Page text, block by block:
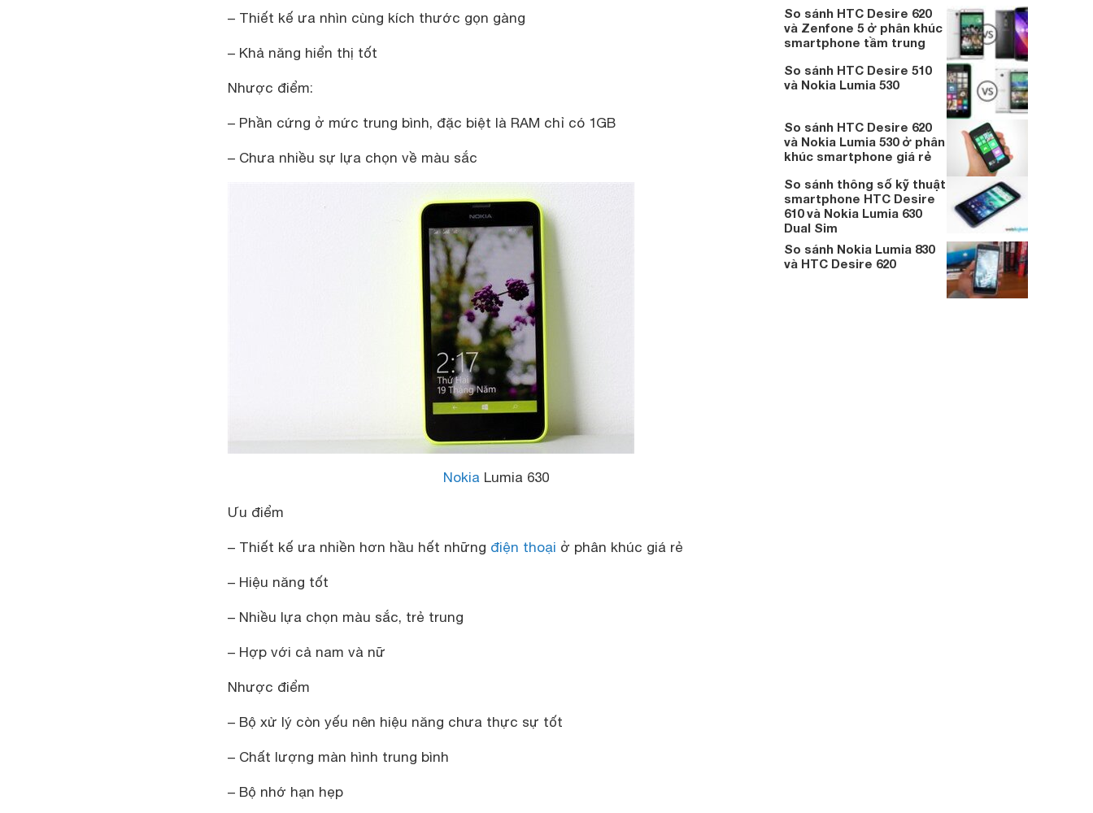
– Thiết kế ưa nhìn cùng kích thước gọn gàng
– Khả năng hiển thị tốt
Nhược điểm:
– Phần cứng ở mức trung bình, đặc biệt là RAM chỉ có 1GB
– Chưa nhiều sự lựa chọn về màu sắc
Nokia Lumia 630
Ưu điểm
– Thiết kế ưa nhiền hơn hầu hết những điện thoại ở phân khúc giá rẻ
– Hiệu năng tốt
– Nhiều lựa chọn màu sắc, trẻ trung
– Hợp với cả nam và nữ
Nhược điểm
– Bộ xử lý còn yếu nên hiệu năng chưa thực sự tốt
– Chất lượng màn hình trung bình
– Bộ nhớ hạn hẹp
So sánh HTC Desire 620
và Zenfone 5 ở phân khúc
smartphone tầm trung
So sánh HTC Desire 510
và Nokia Lumia 530
So sánh HTC Desire 620
và Nokia Lumia 530 ở phân
khúc smartphone giá rẻ
So sánh thông số kỹ thuật
smartphone HTC Desire
610 và Nokia Lumia 630
Dual Sim
So sánh Nokia Lumia 830
và HTC Desire 620